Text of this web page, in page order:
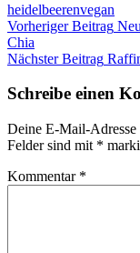
heidelbeerenvegan
Vorheriger Beitrag
Chia
Nächster Beitrag
Schreibe einen
Deine E-Mail-
Felder sind mit *
Kommentar *